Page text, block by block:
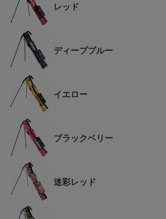
レッド
ディープブルー
イエロー
ブラックベリー
迷彩レッド